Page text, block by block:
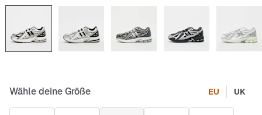
Wähle deine Größe EU UK